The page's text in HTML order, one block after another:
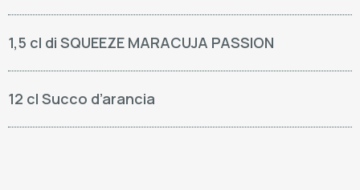
1,5 cl di SQUEEZE MARACUJA PASSION
12 cl Succo d’arancia